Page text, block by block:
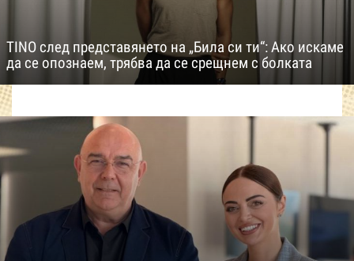
TINO след представянето на „Била си ти“: Ако искаме
да се опознаем, трябва да се срещнем с болката